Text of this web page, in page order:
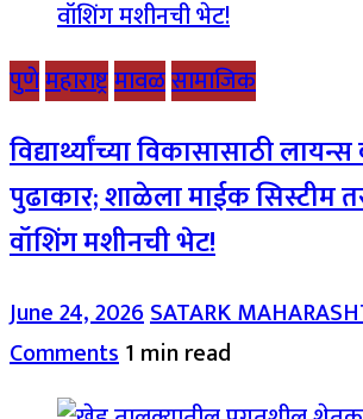
पुणेमहाराष्ट्रमावळसामाजिक
विद्यार्थ्यांच्या विकासासाठी
पुढाकार; शाळेला माईक सिस्टीम
वॉशिंग मशीनची भेट!
June 24, 2026SATARK
Comments1 min read